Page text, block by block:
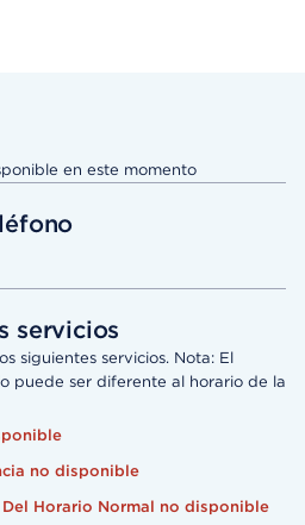
en este momento
servicios
siguientes servicios. Nota: El
puede ser diferente al horario de la
no disponible
Horario Normal no disponible